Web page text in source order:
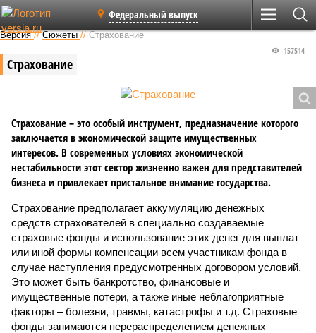
Федеральный выпуск
Версия //Сюжеты //Страхование
Страхование
157514
Страхование – это особый инструмент, предназначение которого
заключается в экономической защите имущественных
интересов. В современных условиях экономической
нестабильности этот сектор жизненно важен для представителей
бизнеса и привлекает пристальное внимание государства.
Страхование предполагает аккумуляцию денежных
средств страхователей в специально создаваемые
страховые фонды и использование этих денег для выплат
или иной формы компенсации всем участникам фонда в
случае наступления предусмотренных договором условий.
Это может быть банкротство, финансовые и
имущественные потери, а также иные неблагоприятные
факторы – болезни, травмы, катастрофы и т.д. Страховые
фонды занимаются перераспределением денежных